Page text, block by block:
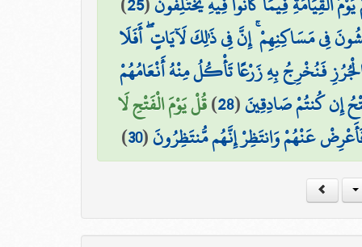
فِي مَسَاكِنِهِمْ ۚ إِنَّ فِي ذَٰلِكَ لَآيَاتٍ ۖ أَفَلَا
الْجُرُزِ فَنُخْرِجُ بِهِ زَرْعًا تَأْكُلُ مِنْهُ أَنْعَامُهُمْ
إِن كُنتُمْ صَادِقِينَ(
28
)قُلْ يَوْمَ الْفَتْحِ لَا
عَنْهُمْ وَانتَظِرْ إِنَّهُم مُّنتَظِرُونَ(
30
)